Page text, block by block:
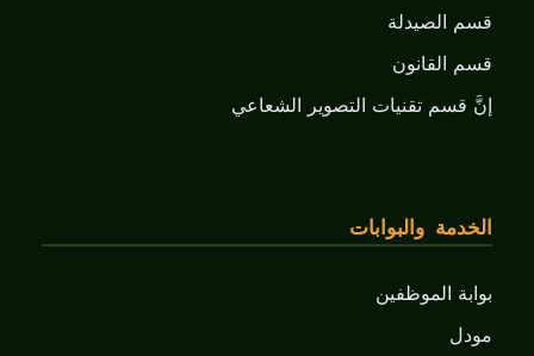
قسم الصيدلة
قسم القانون
إنَّ قسم تقنيات التصوير الشعاعي
الخدمة والبوابات
بوابة الموظفين
مودل